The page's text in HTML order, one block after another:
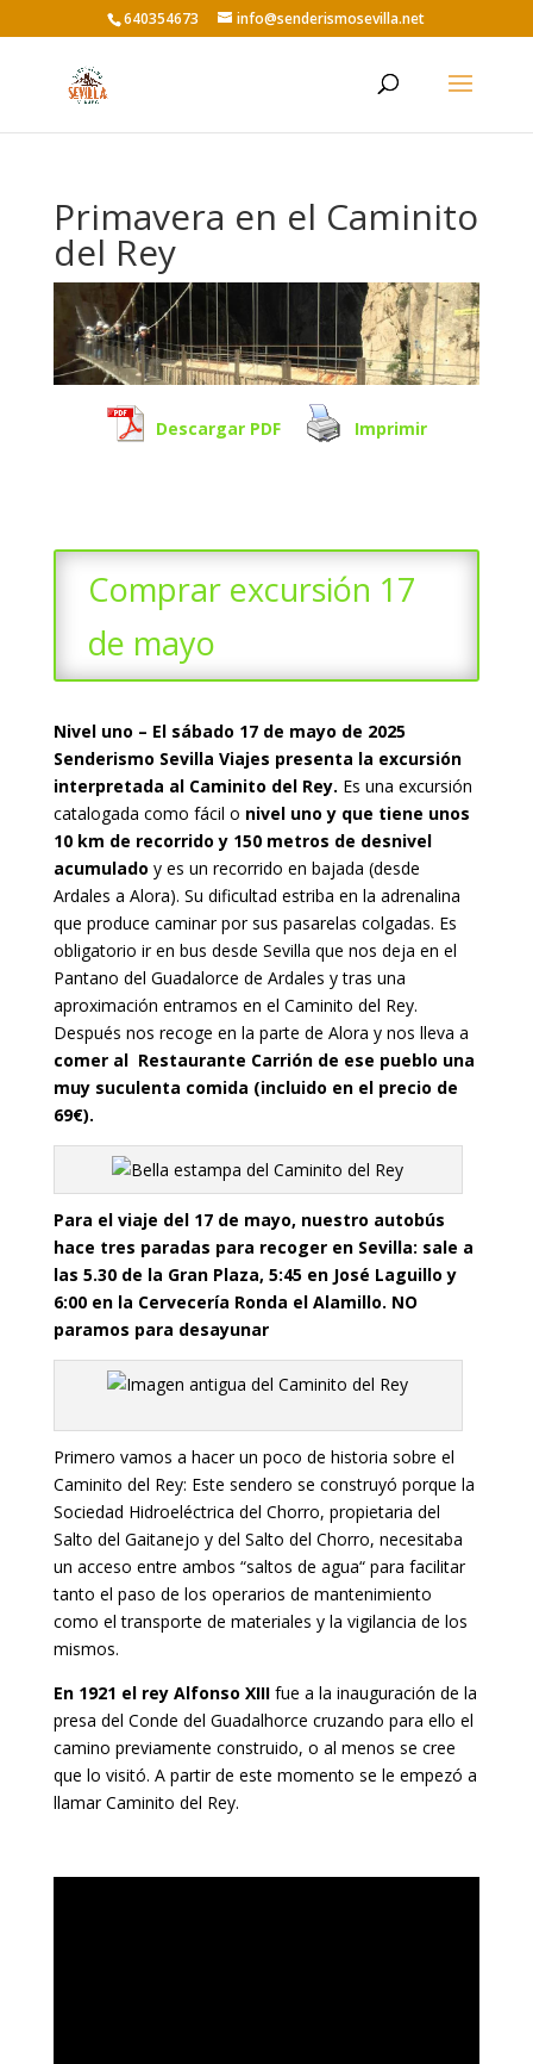
640354673 info@senderismosevilla.net
Primavera en el Caminito
del Rey
Descargar PDF Imprimir
Comprar excursión 17
de mayo
Nivel uno – El sábado 17 de mayo de 2025
Senderismo Sevilla Viajes presenta la excursión
interpretada al Caminito del Rey. Es una excursión
catalogada como fácil o nivel uno y que tiene unos
10 km de recorrido y 150 metros de desnivel
acumulado y es un recorrido en bajada (desde
Ardales a Alora). Su dificultad estriba en la adrenalina
que produce caminar por sus pasarelas colgadas. Es
obligatorio ir en bus desde Sevilla que nos deja en el
Pantano del Guadalorce de Ardales y tras una
aproximación entramos en el Caminito del Rey.
Después nos recoge en la parte de Alora y nos lleva a
comer al Restaurante Carrión de ese pueblo una
muy suculenta comida (incluido en el precio de
69€).
Para el viaje del 17 de mayo, nuestro autobús
hace tres paradas para recoger en Sevilla: sale a
las 5.30 de la Gran Plaza, 5:45 en José Laguillo y
6:00 en la Cervecería Ronda el Alamillo. NO
paramos para desayunar
Primero vamos a hacer un poco de historia sobre el
Caminito del Rey: Este sendero se construyó porque la
Sociedad Hidroeléctrica del Chorro, propietaria del
Salto del Gaitanejo y del Salto del Chorro, necesitaba
un acceso entre ambos “saltos de agua“ para facilitar
tanto el paso de los operarios de mantenimiento
como el transporte de materiales y la vigilancia de los
mismos.
En 1921 el rey Alfonso XIIIfue a la inauguración de la
presa del Conde del Guadalhorce cruzando para ello el
camino previamente construido, o al menos se cree
que lo visitó. A partir de este momento se le empezó a
llamar Caminito del Rey.